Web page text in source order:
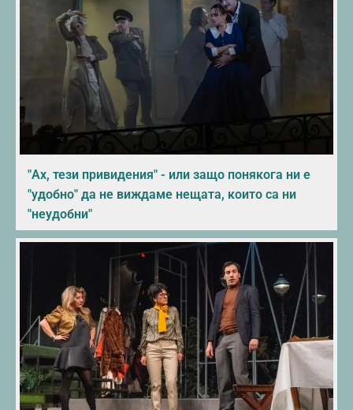
"Ах, тези привидения" - или защо понякога ни е
"удобно" да не виждаме нещата, които са ни
"неудобни"